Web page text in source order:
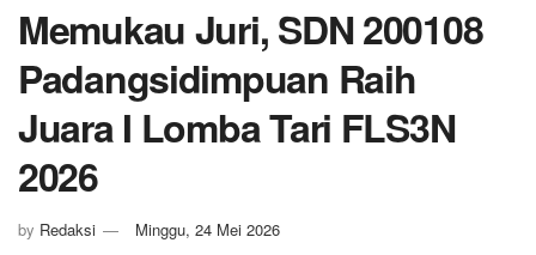
Memukau Juri, SDN 200108
Padangsidimpuan Raih
Juara I Lomba Tari FLS3N
2026
by Redaksi Minggu, 24 Mei 2026